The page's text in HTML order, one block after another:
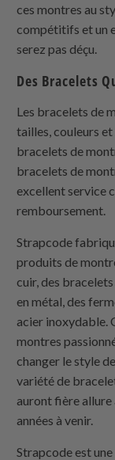
ces montres au
compétitifs et un
serez pas déçu.
Des Bracelets
Les bracelets de
tailles, couleurs
bracelets de
bracelets de
excellent service
remboursement.
Strapcode
produits de
cuir, des
en métal, des
acier inoxydable.
montres
changer le style
variété de
auront fière allure
années à venir.
Strapcode est